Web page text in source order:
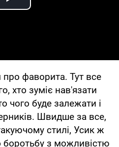
Play Video
про фаворита. Тут все
хто зуміє нав'язати
чого буде залежати і
Швидше за все,
стилі, Усик ж
боротьбу з можливістю